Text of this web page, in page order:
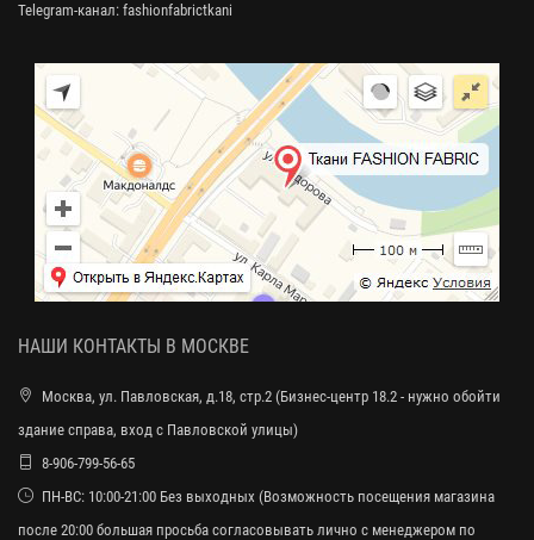
Telegram-канал: fashionfabrictkani
НАШИ КОНТАКТЫ В МОСКВЕ
Москва, ул. Павловская, д.18, стр.2 (Бизнес-центр 18.2 - нужно обойти
здание справа, вход с Павловской улицы)
8-906-799-56-65
ПН-ВС: 10:00-21:00 Без выходных (Возможность посещения магазина
после 20:00 большая просьба согласовывать лично с менеджером по